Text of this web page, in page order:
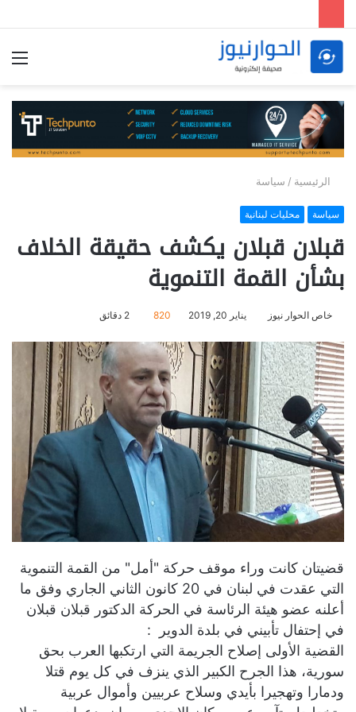
الرئيسية / سياسة
سياسة محليات لبنانية
قبلان قبلان يكشف حقيقة الخلاف
بشأن القمة التنموية
خاص الحوار نيوز يناير 20, 2019 820
قضيتان كانت وراء موقف حركة "أمل" من القمة التنموية
التي عقدت في لبنان في 20 كانون الثاني الجاري وفق ما
أعلنه عضو هيئة الرئاسة في الحركة الدكتور قبلان قبلان
في إحتفال تأبيني في بلدة الدوير :
القضية الأولى إصلاح الجريمة التي ارتكبها العرب بحق
سورية، هذا الجرح الكبير الذي ينزف في كل يوم قتلا
ودمارا وتهجيرا بأيدي وسلاح عربيين وأموال عربية